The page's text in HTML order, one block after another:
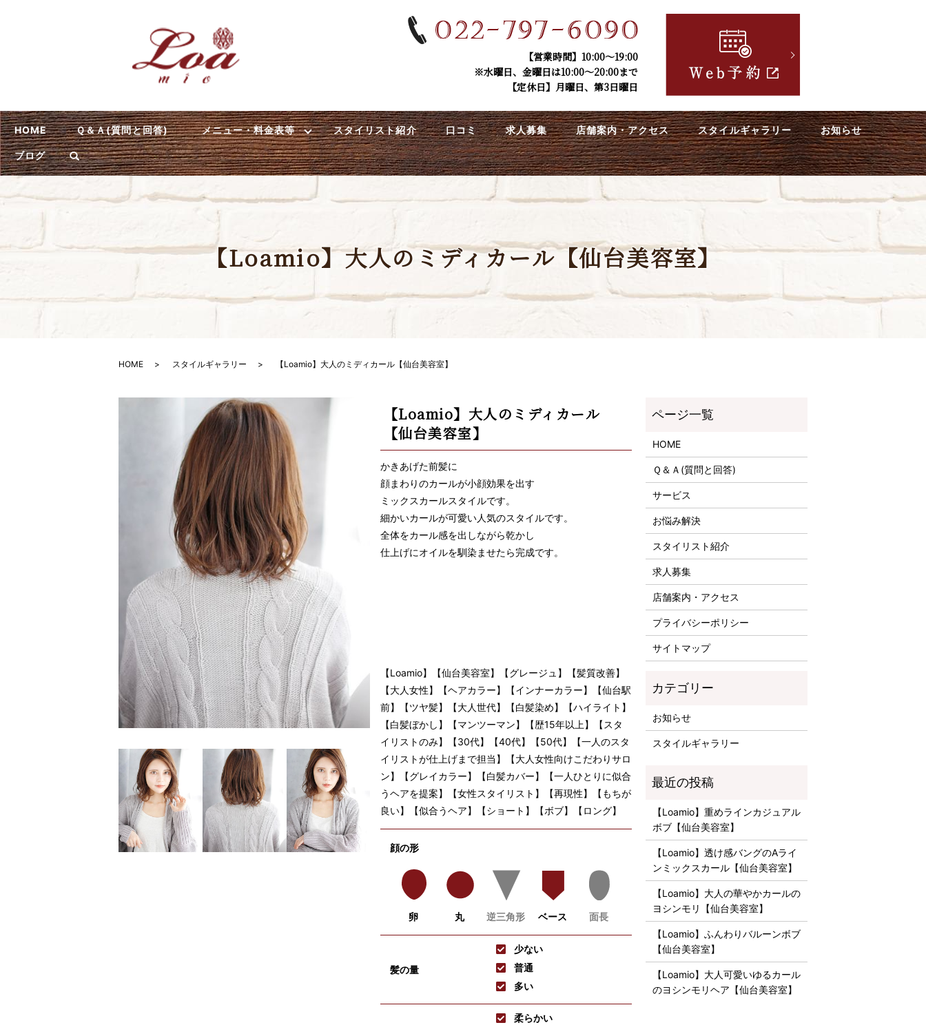
【営業時間】10:00～19:00
※水曜日、金曜日は10:00～20:00まで
【定休日】月曜日、第3日曜日
HOME Ｑ＆Ａ(質問と回答) メニュー・料金表等 スタイリスト紹介 口コミ 求人募集 店舗案内・アクセス スタイルギャラリー お知らせ
ブログ
【Loamio】大人のミディカール【仙台美容室】
HOME スタイルギャラリー 【Loamio】大人のミディカール【仙台美容室】
【Loamio】大人のミディカール
【仙台美容室】
かきあげた前髪に
顔まわりのカールが小顔効果を出す
ミックスカールスタイルです。
細かいカールが可愛い人気のスタイルです。
全体をカール感を出しながら乾かし
仕上げにオイルを馴染ませたら完成です。
【Loamio】【仙台美容室】【グレージュ】【髪質改善】
【大人女性】【ヘアカラー】【インナーカラー】【仙台駅
前】【ツヤ髪】【大人世代】【白髪染め】【ハイライト】
【白髪ぼかし】【マンツーマン】【歴15年以上】【スタ
イリストのみ】【30代】【40代】【50代】【一人のスタ
イリストが仕上げまで担当】【大人女性向けこだわりサロ
ン】【グレイカラー】【白髪カバー】【一人ひとりに似合
うヘアを提案】【女性スタイリスト】【再現性】【もちが
良い】【似合うヘア】【ショート】【ボブ】【ロング】
顔の形
卵 丸 逆三角形 ベース 面長
髪の量
少ない
普通
多い
柔らかい
HOME
Ｑ＆Ａ(質問と回答)
サービス
お悩み解決
スタイリスト紹介
求人募集
店舗案内・アクセス
プライバシーポリシー
サイトマップ
お知らせ
スタイルギャラリー
【Loamio】重めラインカジュアル
ボブ【仙台美容室】
【Loamio】透け感バングのAライ
ンミックスカール【仙台美容室】
【Loamio】大人の華やかカールの
ヨシンモリ【仙台美容室】
【Loamio】ふんわりバルーンボブ
【仙台美容室】
【Loamio】大人可愛いゆるカール
のヨシンモリヘア【仙台美容室】